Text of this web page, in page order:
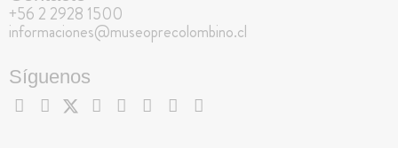
+56 2 2928 1500
informaciones@museoprecolombino.cl
Síguenos